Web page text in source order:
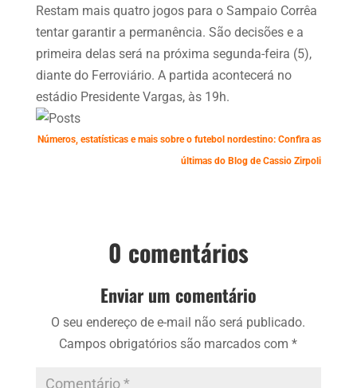
Restam mais quatro jogos para o Sampaio Corrêa
tentar garantir a permanência. São decisões e a
primeira delas será na próxima segunda-feira (5),
diante do Ferroviário. A partida acontecerá no
estádio Presidente Vargas, às 19h.
Números, estatísticas e mais sobre o futebol nordestino: Confira as
últimas do Blog de Cassio Zirpoli
0 comentários
Enviar um comentário
O seu endereço de e-mail não será publicado.
Campos obrigatórios são marcados com*